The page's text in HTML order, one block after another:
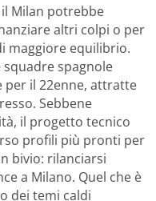
Milan potrebbe
altri colpi o per
maggiore equilibrio.
squadre spagnole
per il 22enne, attratte
Sebbene
il progetto tecnico
profili più pronti per
bivio: rilanciarsi
a Milano. Quel che è
dei temi caldi